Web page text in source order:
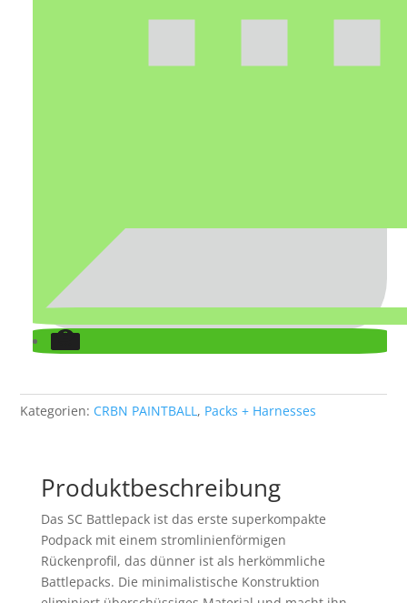
Kategorien: CRBN PAINTBALL, Packs + Harnesses
Produktbeschreibung
Das SC Battlepack ist das erste superkompakte
Podpack mit einem stromlinienförmigen
Rückenprofil, das dünner ist als herkömmliche
Battlepacks. Die minimalistische Konstruktion